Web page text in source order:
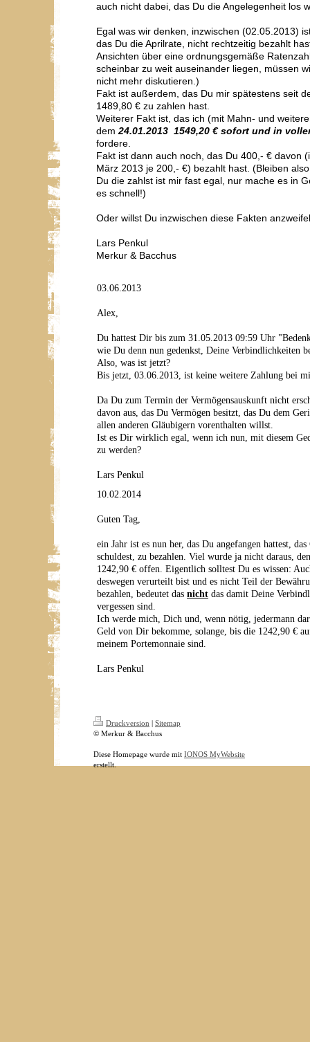
auch nicht dabei, das Du die Angelegenheit los
Egal was wir denken, inzwischen (02.05.2013)
das Du die Aprilrate, nicht rechtzeitig bezahlt
Ansichten über eine ordnungsgemäße
scheinbar zu weit auseinander liegen, müssen
nicht mehr diskutieren.)
Fakt ist außerdem, das Du mir spätestens seit
1489,80 € zu zahlen hast.
Weiterer Fakt ist, das ich (mit Mahn- und
dem 24.01.2013 1549,20 € sofort und in
fordere.
Fakt ist dann auch noch, das Du 400,- € davon
März 2013 je 200,- €) bezahlt hast. (Bleiben
Du die zahlst ist mir fast egal, nur mache es in
es schnell!)
Oder willst Du inzwischen diese Fakten
Lars Penkul
Merkur & Bacchus
03.06.2013
Alex,
Du hattest Dir bis zum 31.05.2013 09:59 Uhr
wie Du denn nun gedenkst, Deine Verbindlichkeiten
Also, was ist jetzt?
Bis jetzt, 03.06.2013, ist keine weitere Zahlung bei
Da Du zum Termin der Vermögensauskunft nicht
davon aus, das Du Vermögen besitzt, das Du dem
allen anderen Gläubigern vorenthalten willst.
Ist es Dir wirklich egal, wenn ich nun, mit diesem
zu werden?
Lars Penkul
10.02.2014
Guten Tag,
ein Jahr ist es nun her, das Du angefangen hattest,
schuldest, zu bezahlen. Viel wurde ja nicht daraus,
1242,90 € offen. Eigentlich solltest Du es wissen:
deswegen verurteilt bist und es nicht Teil der
bezahlen, bedeutet das nicht das damit Deine
vergessen sind.
Ich werde mich, Dich und, wenn nötig, jedermann
Geld von Dir bekomme, solange, bis die 1242,90 €
meinem Portemonnaie sind.
Lars Penkul
Druckversion | Sitemap
© Merkur & Bacchus
Diese Homepage wurde mit IONOS MyWebsite
erstellt.